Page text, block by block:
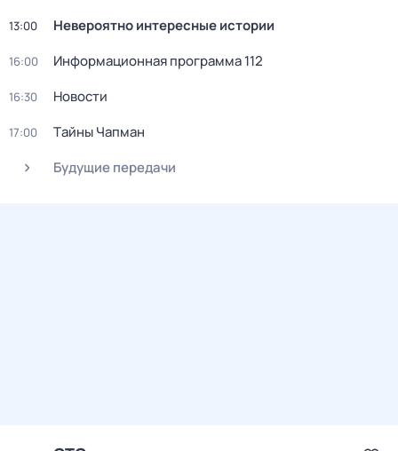
13:00 Невероятно интересные истории
16:00 Информационная программа 112
16:30 Новости
17:00
Тaйны Чапман
Будущие передачи